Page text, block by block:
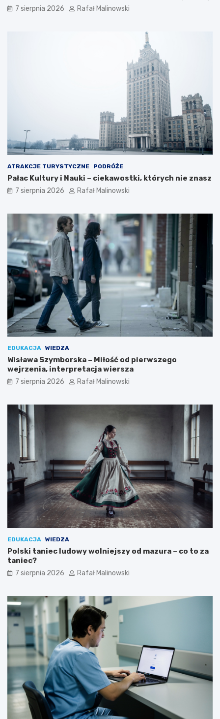
7 sierpnia 2026 Rafał Malinowski
ATRAKCJE TURYSTYCZNE PODRÓŻE
Pałac Kultury i Nauki – ciekawostki, których nie znasz
7 sierpnia 2026 Rafał Malinowski
EDUKACJA WIEDZA
Wisława Szymborska – Miłość od pierwszego
wejrzenia, interpretacja wiersza
7 sierpnia 2026 Rafał Malinowski
EDUKACJA WIEDZA
Polski taniec ludowy wolniejszy od mazura – co to za
taniec?
7 sierpnia 2026 Rafał Malinowski